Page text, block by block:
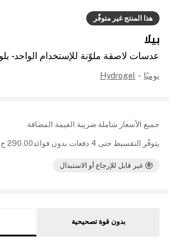
هذا المنتج غير متوفّر
بيلا
عدسات لاصقة ملوّنة للإستخدام الواحد -
يوميًا -
Hydrogel
جميع الأسعار شاملة ضريبة القيمة المضافة
يتوفّر التقسيط حتى 4 دفعات بدون فوائد 290.00
غير قابل للإرجاع أو الاستبدال
بدون قوة تصحيحية